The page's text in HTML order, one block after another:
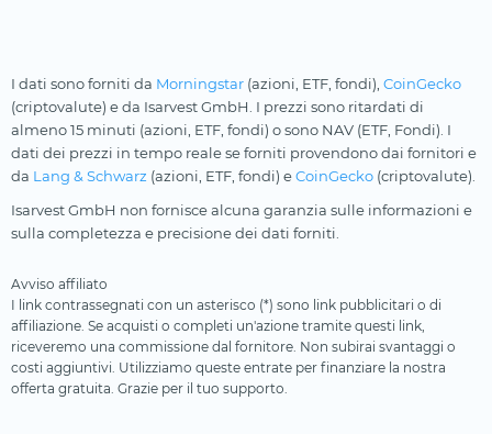
I dati sono forniti da Morningstar (azioni, ETF, fondi), CoinGecko
(criptovalute) e da Isarvest GmbH. I prezzi sono ritardati di
almeno 15 minuti (azioni, ETF, fondi) o sono NAV (ETF, Fondi). I
dati dei prezzi in tempo reale se forniti provendono dai fornitori e
da Lang & Schwarz (azioni, ETF, fondi) eCoinGecko (criptovalute).
Isarvest GmbH non fornisce alcuna garanzia sulle informazioni e
sulla completezza e precisione dei dati forniti.
Avviso affiliato
I link contrassegnati con un asterisco (*) sono link pubblicitari o di
affiliazione. Se acquisti o completi un'azione tramite questi link,
riceveremo una commissione dal fornitore. Non subirai svantaggi o
costi aggiuntivi. Utilizziamo queste entrate per finanziare la nostra
offerta gratuita. Grazie per il tuo supporto.